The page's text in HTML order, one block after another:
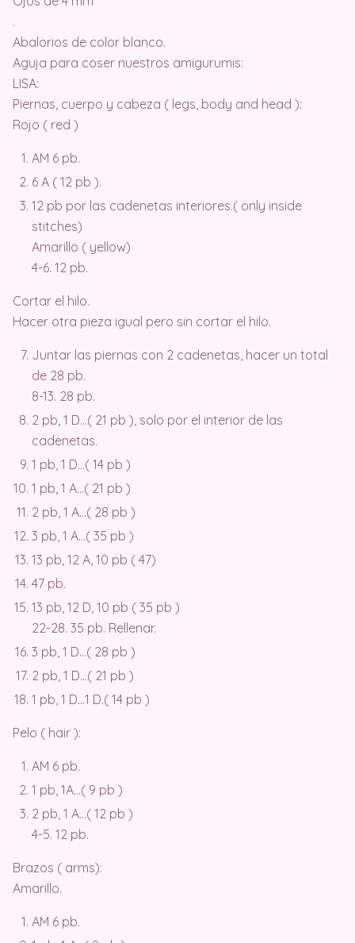
.
Abalorios de color blanco.
Aguja para coser nuestros amigurumis:
LISA:
Piernas, cuerpo y cabeza ( legs, body and head ):
Rojo ( red )
AM 6 pb.
6 A ( 12 pb ).
12 pb por las cadenetas interiores.( only inside
stitches)
Amarillo ( yellow)
4-6. 12 pb.
Cortar el hilo.
Hacer otra pieza igual pero sin cortar el hilo.
Juntar las piernas con 2 cadenetas, hacer un total
de 28 pb.
8-13. 28 pb.
2 pb, 1 D…( 21 pb ), solo por el interior de las
cadenetas.
1 pb, 1 D…( 14 pb )
1 pb, 1 A…( 21 pb )
2 pb, 1 A…( 28 pb )
3 pb, 1 A…( 35 pb )
13 pb, 12 A, 10 pb ( 47)
47 pb.
13 pb, 12 D, 10 pb ( 35 pb )
22-28. 35 pb. Rellenar.
3 pb, 1 D…( 28 pb )
2 pb, 1 D…( 21 pb )
1 pb, 1 D…1 D.( 14 pb )
Pelo ( hair ):
AM 6 pb.
1 pb, 1A…( 9 pb )
2 pb, 1 A…( 12 pb )
4-5. 12 pb.
Brazos ( arms):
Amarillo.
AM 6 pb.